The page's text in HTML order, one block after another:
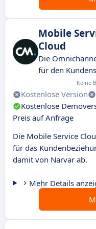
Mobile
Cloud
Die
für den
Keine
Kostenlose Version
Kostenlose
Preis auf Anfrage
Die Mobile Service
für das
damit von Narvar ab.
Mehr Details